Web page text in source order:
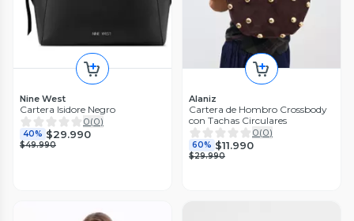
Nine West
Cartera Isidore Negro
0(0)
40% $29.990
$49.990
Alaniz
Cartera de Hombro Crossbody
con Tachas Circulares
0(0)
60% $11.990
$29.990